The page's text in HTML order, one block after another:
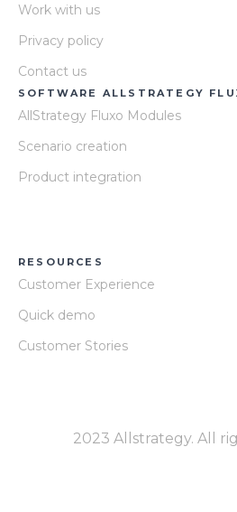
Work with us
Privacy policy
Contact us
SOFTWARE ALLSTRATEGY
AllStrategy Fluxo Modules
Scenario creation
Product integration
RESOURCES
Customer Experience
Quick demo
Customer Stories
2023 Allstrategy. All